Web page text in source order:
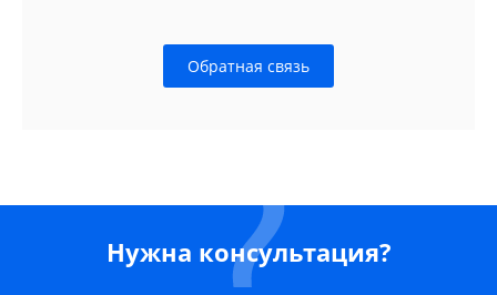
Обратная связь
Нужна консультация?